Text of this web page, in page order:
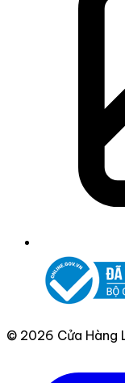
© 2026 Cửa Hàng